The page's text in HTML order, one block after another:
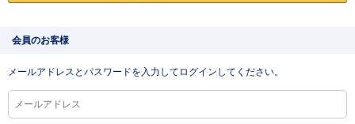
会員のお客様
メールアドレスとパスワードを入力してログインしてください。